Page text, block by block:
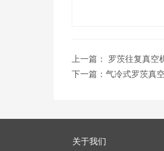
上一篇： 罗茨往复真空
下一篇： 气冷式罗茨真
关于我们